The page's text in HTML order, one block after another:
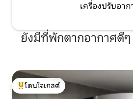
เครื่องปรับอาก
ยังมีที่พักตากอากาศดีๆ
โดนใจเกสต์ที่สุด
โดนใจเกสต์